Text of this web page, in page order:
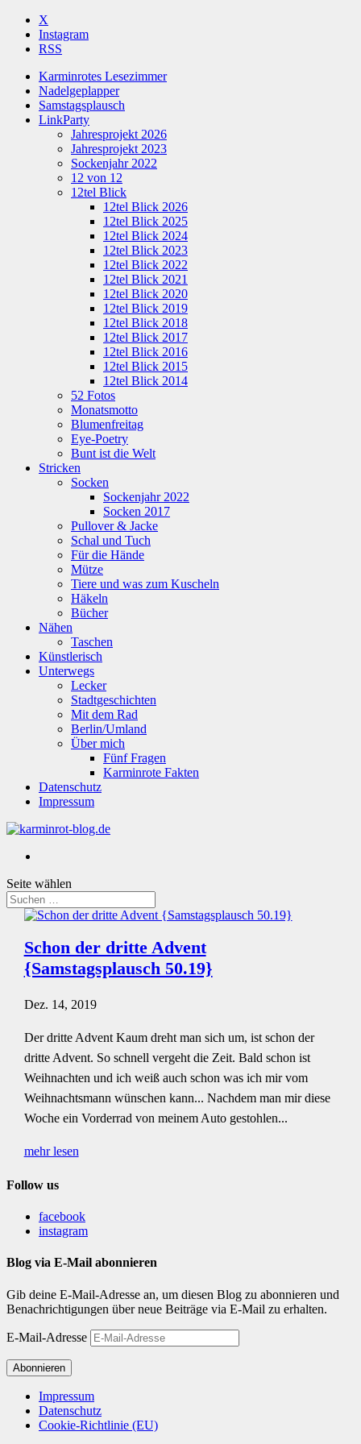
X
Instagram
RSS
Karminrotes Lesezimmer
Nadelgeplapper
Samstagsplausch
LinkParty
Jahresprojekt 2026
Jahresprojekt 2023
Sockenjahr 2022
12 von 12
12tel Blick
12tel Blick 2026
12tel Blick 2025
12tel Blick 2024
12tel Blick 2023
12tel Blick 2022
12tel Blick 2021
12tel Blick 2020
12tel Blick 2019
12tel Blick 2018
12tel Blick 2017
12tel Blick 2016
12tel Blick 2015
12tel Blick 2014
52 Fotos
Monatsmotto
Blumenfreitag
Eye-Poetry
Bunt ist die Welt
Stricken
Socken
Sockenjahr 2022
Socken 2017
Pullover & Jacke
Schal und Tuch
Für die Hände
Mütze
Tiere und was zum Kuscheln
Häkeln
Bücher
Nähen
Taschen
Künstlerisch
Unterwegs
Lecker
Stadtgeschichten
Mit dem Rad
Berlin/Umland
Über mich
Fünf Fragen
Karminrote Fakten
Datenschutz
Impressum
Seite wählen
Schon der dritte Advent
{Samstagsplausch 50.19}
Dez. 14, 2019
Der dritte Advent Kaum dreht man sich um, ist schon der
dritte Advent. So schnell vergeht die Zeit. Bald schon ist
Weihnachten und ich weiß auch schon was ich mir vom
Weihnachtsmann wünschen kann... Nachdem man mir diese
Woche ein Vorderrad von meinem Auto gestohlen...
mehr lesen
Follow us
facebook
instagram
Blog via E-Mail abonnieren
Gib deine E-Mail-Adresse an, um diesen Blog zu abonnieren und
Benachrichtigungen über neue Beiträge via E-Mail zu erhalten.
E-Mail-Adresse
Abonnieren
Impressum
Datenschutz
Cookie-Richtlinie (EU)